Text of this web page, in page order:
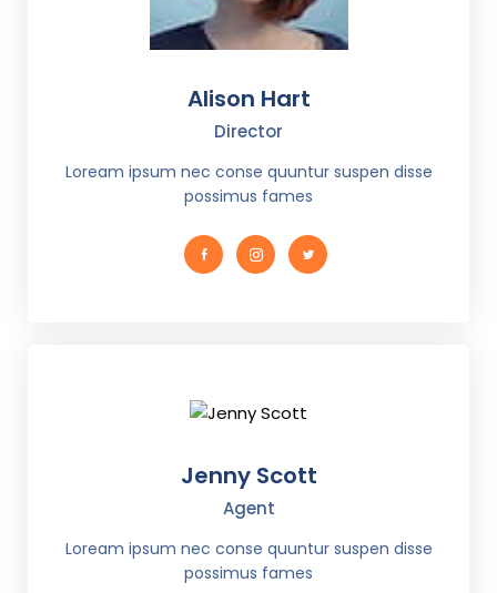
Alison Hart
Director
Loream ipsum nec conse quuntur suspen disse
possimus fames
Jenny Scott
Agent
Loream ipsum nec conse quuntur suspen disse
possimus fames